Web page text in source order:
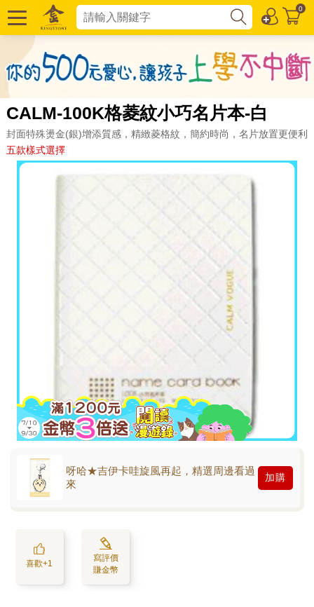
0
CALM-100K格菱紋小巧名片本-白
封面特殊燙金(銀)增添質感，精緻菱格紋，簡約時尚，名片放置更便利
五款樣式選擇
呀哈★吉伊卡哇旋風再起，精選周邊看過
來
加購
喜歡+1
寫評價
賺金幣